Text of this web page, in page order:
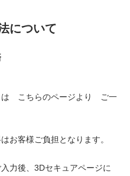
について
は こちらのページより
ご一
お客様ご負担となります。
力後、3Dセキュアページに